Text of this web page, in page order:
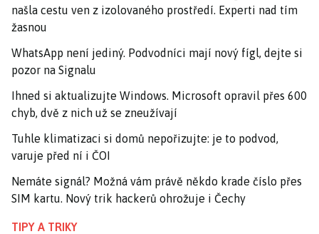
našla cestu ven z izolovaného prostředí. Experti nad tím
žasnou
WhatsApp není jediný. Podvodníci mají nový fígl, dejte si
pozor na Signalu
Ihned si aktualizujte Windows. Microsoft opravil přes 600
chyb, dvě z nich už se zneužívají
Tuhle klimatizaci si domů nepořizujte: je to podvod,
varuje před ní i ČOI
Nemáte signál? Možná vám právě někdo krade číslo přes
SIM kartu. Nový trik hackerů ohrožuje i Čechy
TIPY A TRIKY